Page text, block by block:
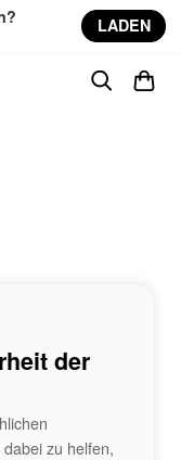
LADEN
der
zu helfen,